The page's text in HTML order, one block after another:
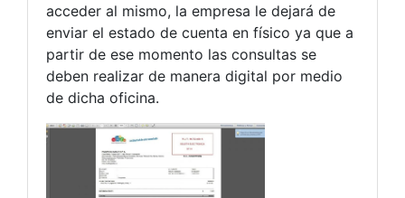
acceder al mismo, la empresa le dejará de
enviar el estado de cuenta en físico ya que a
partir de ese momento las consultas se
deben realizar de manera digital por medio
de dicha oficina.